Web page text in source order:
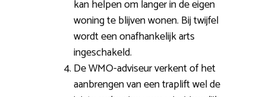
kan helpen om langer in de eigen
woning te blijven wonen. Bij twijfel
wordt een onafhankelijk arts
ingeschakeld.
De WMO-adviseur verkent of het
aanbrengen van een traplift wel de